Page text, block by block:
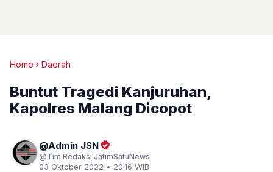
Home Daerah
Buntut Tragedi Kanjuruhan,
Kapolres Malang Dicopot
Admin JSN
Tim Redaksi JatimSatuNews
03 Oktober 2022 • 20.16 WIB